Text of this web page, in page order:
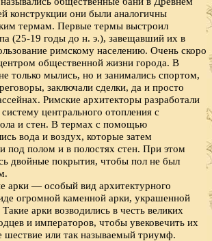
конструкции они были аналогичны
термам. Первые термы выстроил
(25-19 годы до н. э.), завещавший их в
римскому населению. Очень скоро
общественной жизни города. В
только мылись, но и занимались спортом,
заключали сделки, да и просто
Римские архитекторы разработали
центрального отопления с
и стен. В термах с помощью
вода и воздух, которые затем
под полом и в полостях стен. При этом
двойные покрытия, чтобы пол не был
арки — особый вид архитектурного
огромной каменной арки, украшенной
арки возводились в честь великих
и императоров, чтобы увековечить их
шествие или так называемый триумф.